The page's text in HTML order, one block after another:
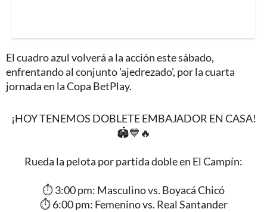
El cuadro azul volverá a la acción este sábado,
enfrentando al conjunto 'ajedrezado', por la cuarta
jornada en la Copa BetPlay.
¡HOY TENEMOS DOBLETE EMBAJADOR EN CASA!
🏟️💙🔥
​Rueda la pelota por partida doble en El Campín:
​⏱️ 3:00 pm: Masculino vs. Boyacá Chicó
⏱️ 6:00 pm: Femenino vs. Real Santander